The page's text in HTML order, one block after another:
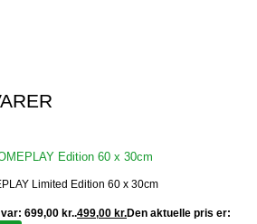
Limited Edition 60 x 30cm
699,00 kr..499,00 kr.Den aktuelle pris er: